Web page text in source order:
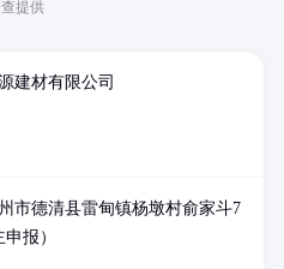
提供
建材有限公司
市德清县雷甸镇杨墩村俞家斗7
报）